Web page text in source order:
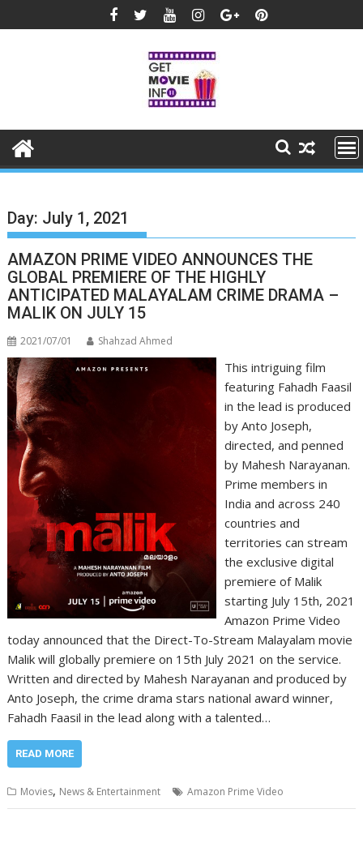
to
Day: July 1, 2021
AMAZON PRIME VIDEO ANNOUNCES THE
GLOBAL PREMIERE OF THE HIGHLY
ANTICIPATED MALAYALAM CRIME DRAMA –
MALIK ON JULY 15
2021/07/01 Shahzad Ahmed
This intriguing film
featuring Fahadh Faasil
in the lead is produced
by Anto Joseph,
directed, and penned
by Mahesh Narayanan.
Prime members in
India and across 240
countries and
territories can stream
the exclusive digital
premiere of Malik
starting July 15th, 2021
Amazon Prime Video
today announced that the Direct-To-Stream Malayalam movie
Malik will globally premiere on 15th July 2021 on the service.
Written and directed by Mahesh Narayanan and produced by
Anto Joseph, the crime drama stars national award winner,
Fahadh Faasil in the lead along with a talented…
READ MORE
Movies, News & Entertainment Amazon Prime Video